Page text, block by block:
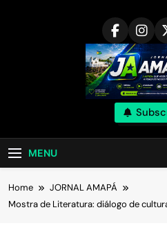
MENU
Home
JORNAL AMAPÁ
Mostra de Literatura: diálogo de